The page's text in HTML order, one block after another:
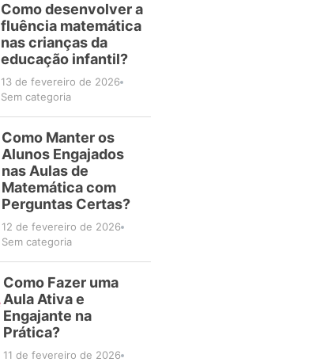
Como desenvolver a
fluência matemática
nas crianças da
educação infantil?
13 de fevereiro de 2026
Sem categoria
Como Manter os
Alunos Engajados
nas Aulas de
Matemática com
Perguntas Certas?
12 de fevereiro de 2026
Sem categoria
Como Fazer uma
Aula Ativa e
Engajante na
Prática?
11 de fevereiro de 2026